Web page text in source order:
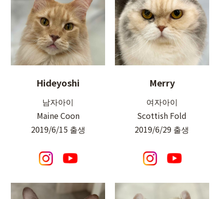
Hideyoshi
남자아이
Maine Coon
2019/6/15 출생
Merry
여자아이
Scottish Fold
2019/6/29 출생